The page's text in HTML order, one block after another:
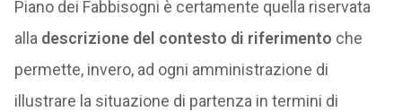
Piano dei Fabbisogni è certamente quella riservata
alla descrizione del contesto di riferimento che
permette, invero, ad ogni amministrazione di
illustrare la situazione di partenza in termini di